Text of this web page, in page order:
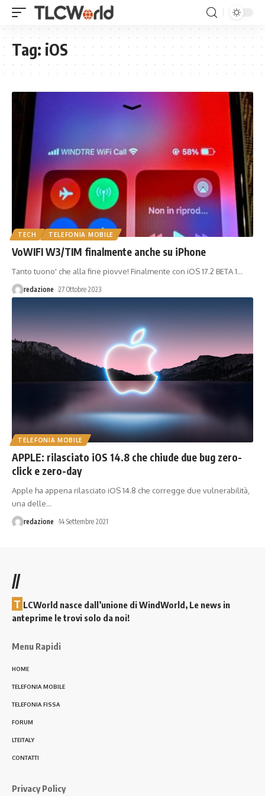
Tag: iOS
TECH TELEFONIA MOBILE
VoWIFI W3/TIM finalmente anche su iPhone
Tanto tuono' che alla fine piovve! Finalmente con iOS 17.2 BETA 1…
redazione 27 Ottobre 2023
TELEFONIA MOBILE
APPLE: rilasciato iOS 14.8 che chiude due bug zero-
click e zero-day
Apple ha appena rilasciato iOS 14.8 che corregge due vulnerabilità,
una delle…
redazione 14 Settembre 2021
//
T LCWorld nasce dall’unione di WindWorld, Le news in
anteprime le trovi solo da noi!
Menu Rapidi
HOME
TELEFONIA MOBILE
TELEFONIA FISSA
FORUM
LTEITALY
CONTATTI
Privacy Policy